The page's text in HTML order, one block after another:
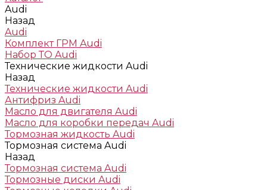
Audi
Назад
Audi
Комплект ГРМ Audi
Набор ТО Audi
Технические жидкости Audi
Назад
Технические жидкости Audi
Антифриз Audi
Масло для двигателя Audi
Масло для коробки передач Audi
Тормозная жидкость Audi
Тормозная система Audi
Назад
Тормозная система Audi
Тормозные диски Audi